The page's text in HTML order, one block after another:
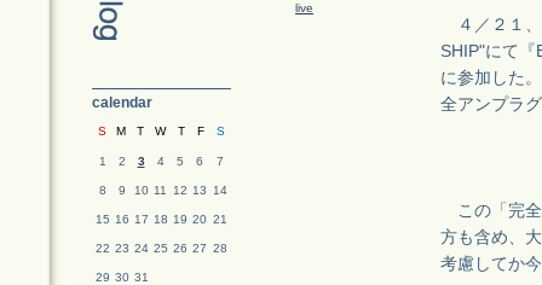
live
４／２１、
SHIP"にて
に参加した
全アンプラ
この「完全
方も含め、
考慮してか
calendar
S M T W T F S
1 2 3 4 5 6 7
8 9 10 11 12 13 14
15 16 17 18 19 20 21
22 23 24 25 26 27 28
29 30 31